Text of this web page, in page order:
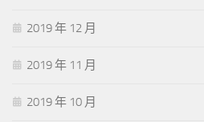
2019 年 12 月
2019 年 11 月
2019 年 10 月